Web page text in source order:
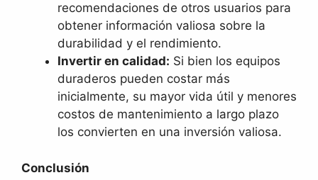
recomendaciones de otros usuarios para
obtener información valiosa sobre la
durabilidad y el rendimiento.
Invertir en calidad: Si bien los equipos
duraderos pueden costar más
inicialmente, su mayor vida útil y menores
costos de mantenimiento a largo plazo
los convierten en una inversión valiosa.
Conclusión